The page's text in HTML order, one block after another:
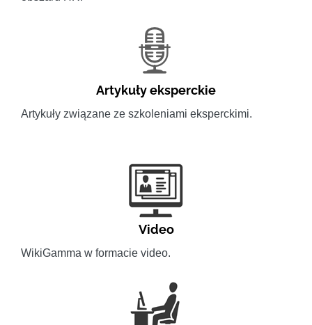
Artykuły eksperckie
Artykuły związane ze szkoleniami eksperckimi.
Video
WikiGamma w formacie video.